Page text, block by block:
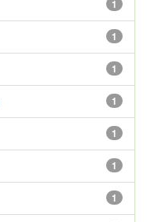
1
1
1
1
1
1
1